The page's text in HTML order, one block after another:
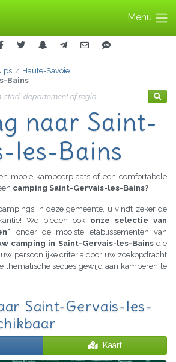
Menu
Haute-Savoie
Bains
naar Saint-
les-Bains
mooie kampeerplaats of een comfortabele
camping Saint-Gervais-les-Bains?
in deze gemeente, u vindt zeker de
We bieden ook onze selectie van
onder de mooiste etablissementen van
camping in Saint-Gervais-les-Bainsdie
persoonlijke criteria door uw zoekopdracht
thematische secties gewijd aan kamperen te
Saint-Gervais-les-
Kaart